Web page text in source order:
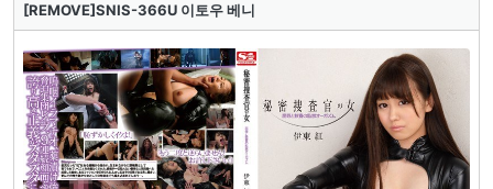
[REMOVE]SNIS-366U 이토우 베니